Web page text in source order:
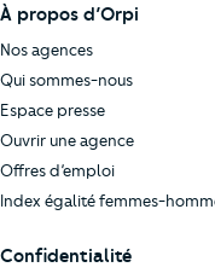
À propos d’Orpi
Nos agences
Qui sommes-nous
Espace presse
Ouvrir une agence
Offres d’emploi
Index égalité femmes-
Confidentialité